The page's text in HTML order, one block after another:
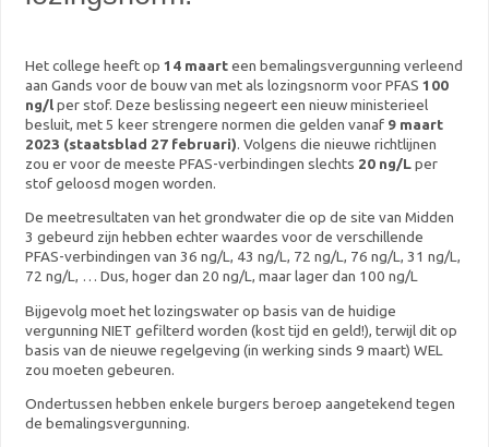
Het college heeft op14 maarteen bemalingsvergunning verleend
aan Gands voor de bouw van met als lozingsnorm voor PFAS100
ng/lper stof. Deze beslissing negeert een nieuw ministerieel
besluit, met 5 keer strengere normen die gelden vanaf 9 maart
2023 (staatsblad 27 februari). Volgens die nieuwe richtlijnen
zou er voor de meeste PFAS-verbindingen slechts 20 ng/Lper
stof geloosd mogen worden.
De meetresultaten van het grondwater die op de site van Midden
3 gebeurd zijn hebben echter waardes voor de verschillende
PFAS-verbindingen van 36 ng/L, 43 ng/L, 72 ng/L, 76 ng/L, 31 ng/L,
72 ng/L, … Dus, hoger dan 20 ng/L, maar lager dan 100 ng/L
Bijgevolg moet het lozingswater op basis van de huidige
vergunning NIET gefilterd worden (kost tijd en geld!), terwijl dit op
basis van de nieuwe regelgeving (in werking sinds 9 maart) WEL
zou moeten gebeuren.
Ondertussen hebben enkele burgers beroep aangetekend tegen
de bemalingsvergunning.